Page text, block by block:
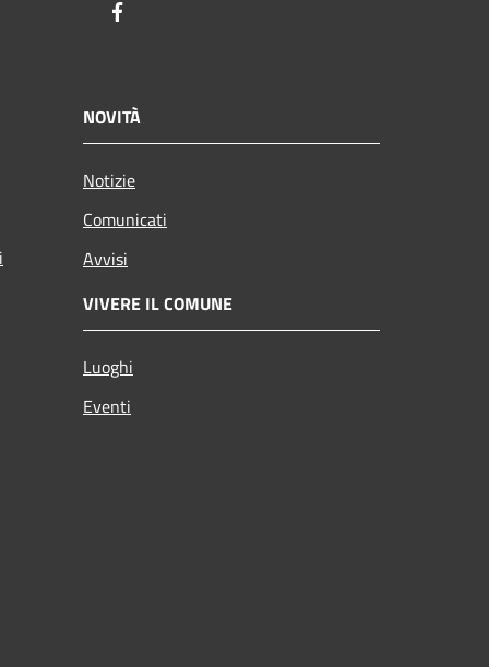
NOVITÀ
Notizie
Comunicati
Avvisi
VIVERE IL COMUNE
Luoghi
Eventi